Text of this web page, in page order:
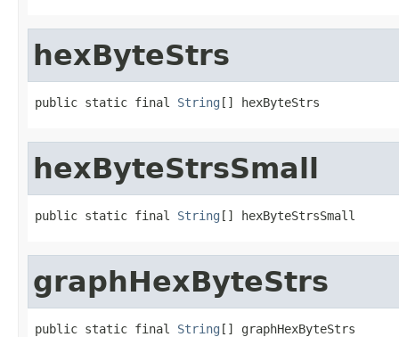
hexByteStrs
public static final String [] hexByteStrs
hexByteStrsSmall
public static final String [] hexByteStrsSmall
graphHexByteStrs
public static final String [] graphHexByteStrs